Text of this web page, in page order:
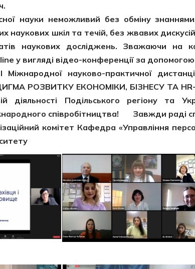
науки неможливий без обміну
наукових шкіл та течій, без жвавих
наукових досліджень. Зважаючи на
у вигляді відео-конференції за
науково-практичної
РОЗВИТКУ ЕКОНОМІКИ, БІЗНЕСУ ТА
діяльності Подільського регіону та
співробітництва! Завжди раді
комітет Кафедра «Управління